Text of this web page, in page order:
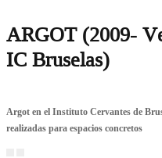
ARGOT (2009-
IC Bruselas)
Argot en el Instituto Cervantes de
realizadas para espacios concretos